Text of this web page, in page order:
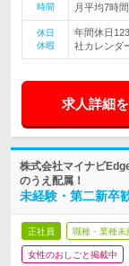
時間
月平均7時
休日
休暇
年間休日
社カレンダ
求人詳細
株式会社マイナビ
のうえ配属！
未経験・第二新卒
正社員 職種・業種未
女性のおしごと掲載中